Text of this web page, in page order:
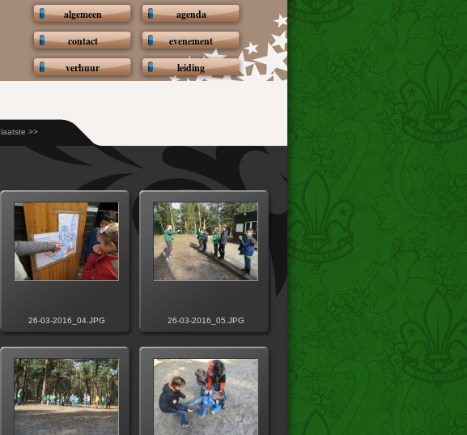
algemeen
agenda
contact
evenement
verhuur
leiding
laatste >>
26-03-2016_04.JPG 26-03-2016_05.JPG